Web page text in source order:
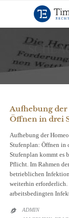
Aufhebung
Öffnen in drei
Aufhebung der
Stufenplan: Öffnen in
Stufenplan kommt es
Pflicht. Im Rahmen
betrieblichen
weiterhin erforderlich.
arbeitsbedingten
 ADMIN